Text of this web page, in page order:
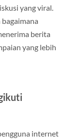
yang viral.
berita
yang lebih
internet